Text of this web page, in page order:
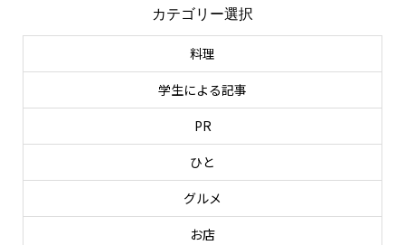
カテゴリー選択
料理
学生による記事
PR
ひと
グルメ
お店